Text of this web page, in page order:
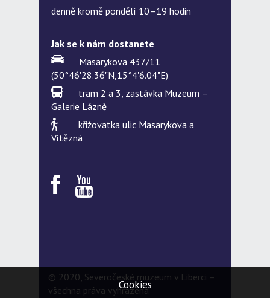
denně kromě pondělí 10–19 hodin
Jak se k nám dostanete
Masarykova 437/11
(50°46'28.36"N,15°4'6.04"E)
tram 2 a 3, zastávka Muzeum –
Galerie Lázně
křižovatka ulic Masarykova a
Vítězná
© 2020, Severočeské muzeum v Liberci –
všechna práva vyhrazena
Cookies